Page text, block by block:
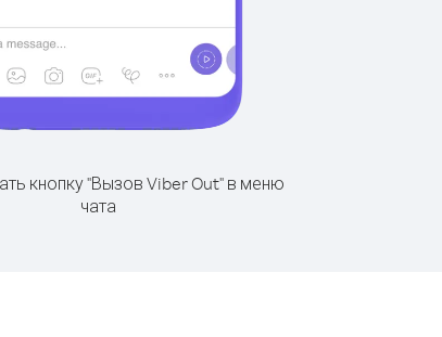
кнопку "Вызов Viber Out" в меню
чата